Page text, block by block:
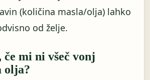
(količina masla/olja) lahko
od želje.
če mi ni všeč vonj
olja?